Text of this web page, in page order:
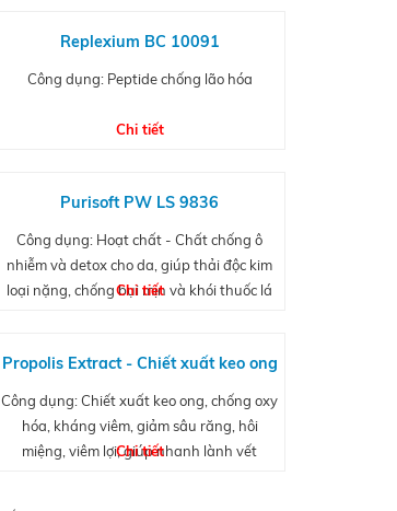
Replexium BC 10091
Công dụng: Peptide chống lão hóa
Chi tiết
Purisoft PW LS 9836
Công dụng: Hoạt chất - Chất chống ô
nhiễm và detox cho da, giúp thải độc kim
loại nặng, chống bụi mịn và khói thuốc lá
Chi tiết
Propolis Extract - Chiết xuất keo ong
Công dụng: Chiết xuất keo ong, chống oxy
hóa, kháng viêm, giảm sâu răng, hôi
miệng, viêm lợi; giúp nhanh lành vết
Chi tiết